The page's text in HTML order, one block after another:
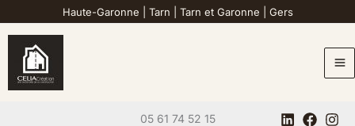
au
contenu
Haute-Garonne Tarn Tarn et Garonne Gers
05 61 74 52 15